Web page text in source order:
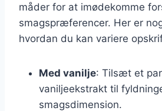
måder for at imødekomme
smagspræferencer. Her er
hvordan du kan variere
Med vanilje: Tilsæt et
vaniljeekstrakt til
smagsdimension.